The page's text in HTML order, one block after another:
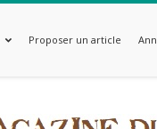
Proposer un article